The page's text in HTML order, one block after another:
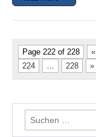
Page 222 of 228 «
224
… 228 »
Suchen
nach: